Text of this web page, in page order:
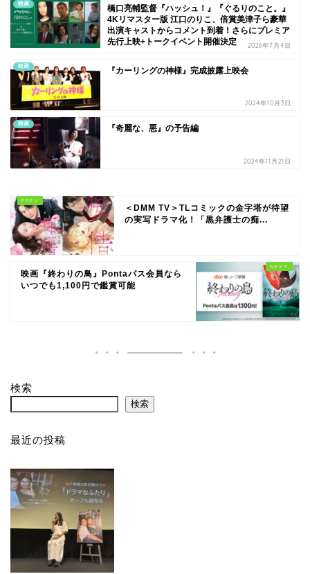
映画
橋口亮輔監督『ハッシュ！』『ぐるりのこと。』
4Kリマスター版 江口のりこ、倍賞美津子ら豪華
出演キャストからコメント到着！さらにプレミア
先行上映+トークイベント開催決定
2026年7月4日
映画 『カーリングの神様』完成披露上映会
2024年10月3日
映画 『奇麗な、悪』の予告編
2024年11月21日
＜DMM TV＞TLコミックの金字塔が待望
の実写ドラマ化！「黒弁護士の痴...
映画『終わりの鳥』Pontaパス会員なら
いつでも1,100円で鑑賞可能
検索
検索
最近の投稿